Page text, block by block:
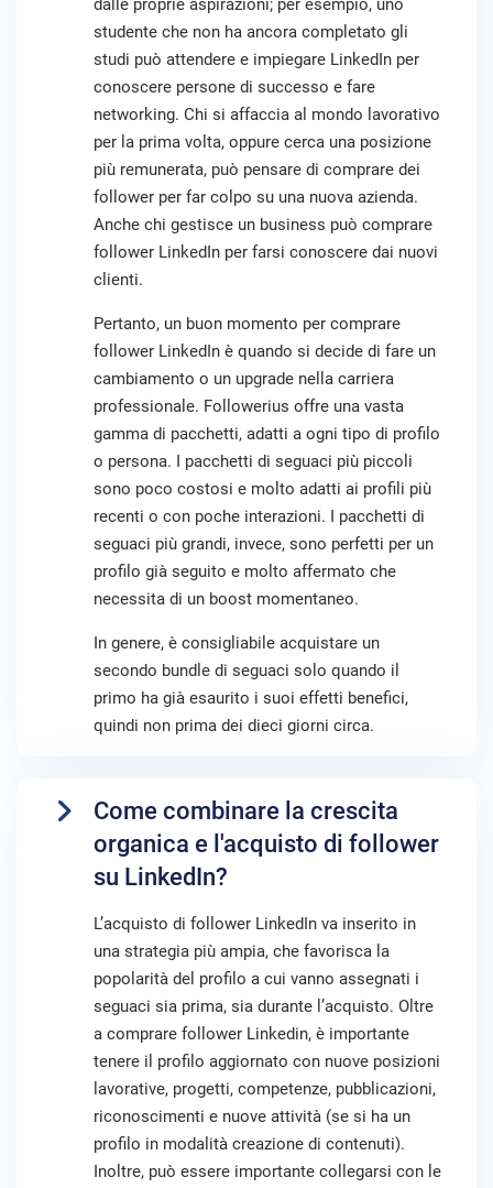
dalle proprie aspirazioni; per esempio, uno
studente che non ha ancora completato gli
studi può attendere e impiegare LinkedIn per
conoscere persone di successo e fare
networking. Chi si affaccia al mondo lavorativo
per la prima volta, oppure cerca una posizione
più remunerata, può pensare di comprare dei
follower per far colpo su una nuova azienda.
Anche chi gestisce un business può comprare
follower LinkedIn per farsi conoscere dai nuovi
clienti.
Pertanto, un buon momento per comprare
follower LinkedIn è quando si decide di fare un
cambiamento o un upgrade nella carriera
professionale. Followerius offre una vasta
gamma di pacchetti, adatti a ogni tipo di profilo
o persona. I pacchetti di seguaci più piccoli
sono poco costosi e molto adatti ai profili più
recenti o con poche interazioni. I pacchetti di
seguaci più grandi, invece, sono perfetti per un
profilo già seguito e molto affermato che
necessita di un boost momentaneo.
In genere, è consigliabile acquistare un
secondo bundle di seguaci solo quando il
primo ha già esaurito i suoi effetti benefici,
quindi non prima dei dieci giorni circa.
Come combinare la crescita
organica e l'acquisto di follower
su LinkedIn?
L’acquisto di follower LinkedIn va inserito in
una strategia più ampia, che favorisca la
popolarità del profilo a cui vanno assegnati i
seguaci sia prima, sia durante l’acquisto. Oltre
a comprare follower Linkedin, è importante
tenere il profilo aggiornato con nuove posizioni
lavorative, progetti, competenze, pubblicazioni,
riconoscimenti e nuove attività (se si ha un
profilo in modalità creazione di contenuti).
Inoltre, può essere importante collegarsi con le